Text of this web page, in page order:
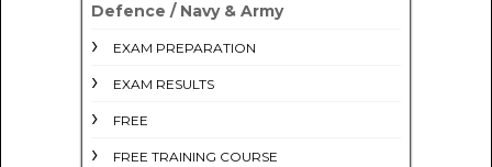
Defence / Navy & Army
EXAM PREPARATION
EXAM RESULTS
FREE
FREE TRAINING COURSE